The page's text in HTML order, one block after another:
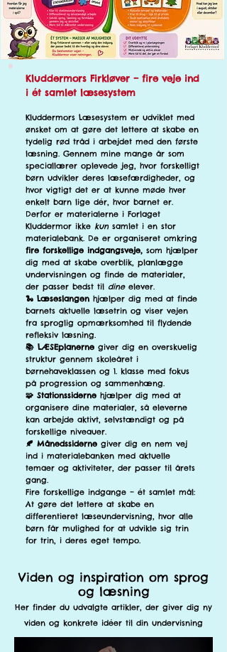
Kluddermors Firkløver – fire veje ind
i ét samlet læsesystem
​.
Kluddermors Læsesystem er udviklet med
ønsket om at gøre det lettere at skabe en
tydelig rød tråd i arbejdet med den første
læsning. Gennem mine mange år som
speciallærer oplevede jeg, hvor forskelligt
børn udvikler deres læsefærdigheder, og
hvor vigtigt det er at kunne møde hver
enkelt barn lige dér, hvor barnet er.
Derfor er materialerne i Forlaget
Kluddermor ikke kunsamlet i en stor
materialebank. De er organiseret omkring
fire forskellige indgangsveje, som hjælper
dig med at skabe overblik, planlægge
undervisningen og finde de materialer,
der passer bedst til dine elever.
🐍 Læseslangen hjælper dig med at finde
barnets aktuelle læsetrin og viser vejen
fra sproglig opmærksomhed til flydende
refleksiv læsning.
📚 LÆSEplanerne giver dig en overskuelig
struktur gennem skoleåret i
børnehaveklassen og 1. klasse med fokus
på progression og sammenhæng.
🧩 Stationssiderne hjælper dig med at
organisere dine materialer, så eleverne
kan arbejde aktivt, selvstændigt og på
forskellige niveauer.
🍂 Månedssiderne giver dig en nem vej
ind i materialebanken med aktuelle
temaer og aktiviteter, der passer til årets
gang.
Fire forskellige indgange – ét samlet mål:
At gøre det lettere at skabe en
differentieret læseundervisning, hvor alle
børn får mulighed for at udvikle sig trin
for trin, i deres eget tempo.
Viden og inspiration om sprog
og læsning
Her finder du udvalgte artikler, der giver dig ny
viden og konkrete idéer til din undervisning